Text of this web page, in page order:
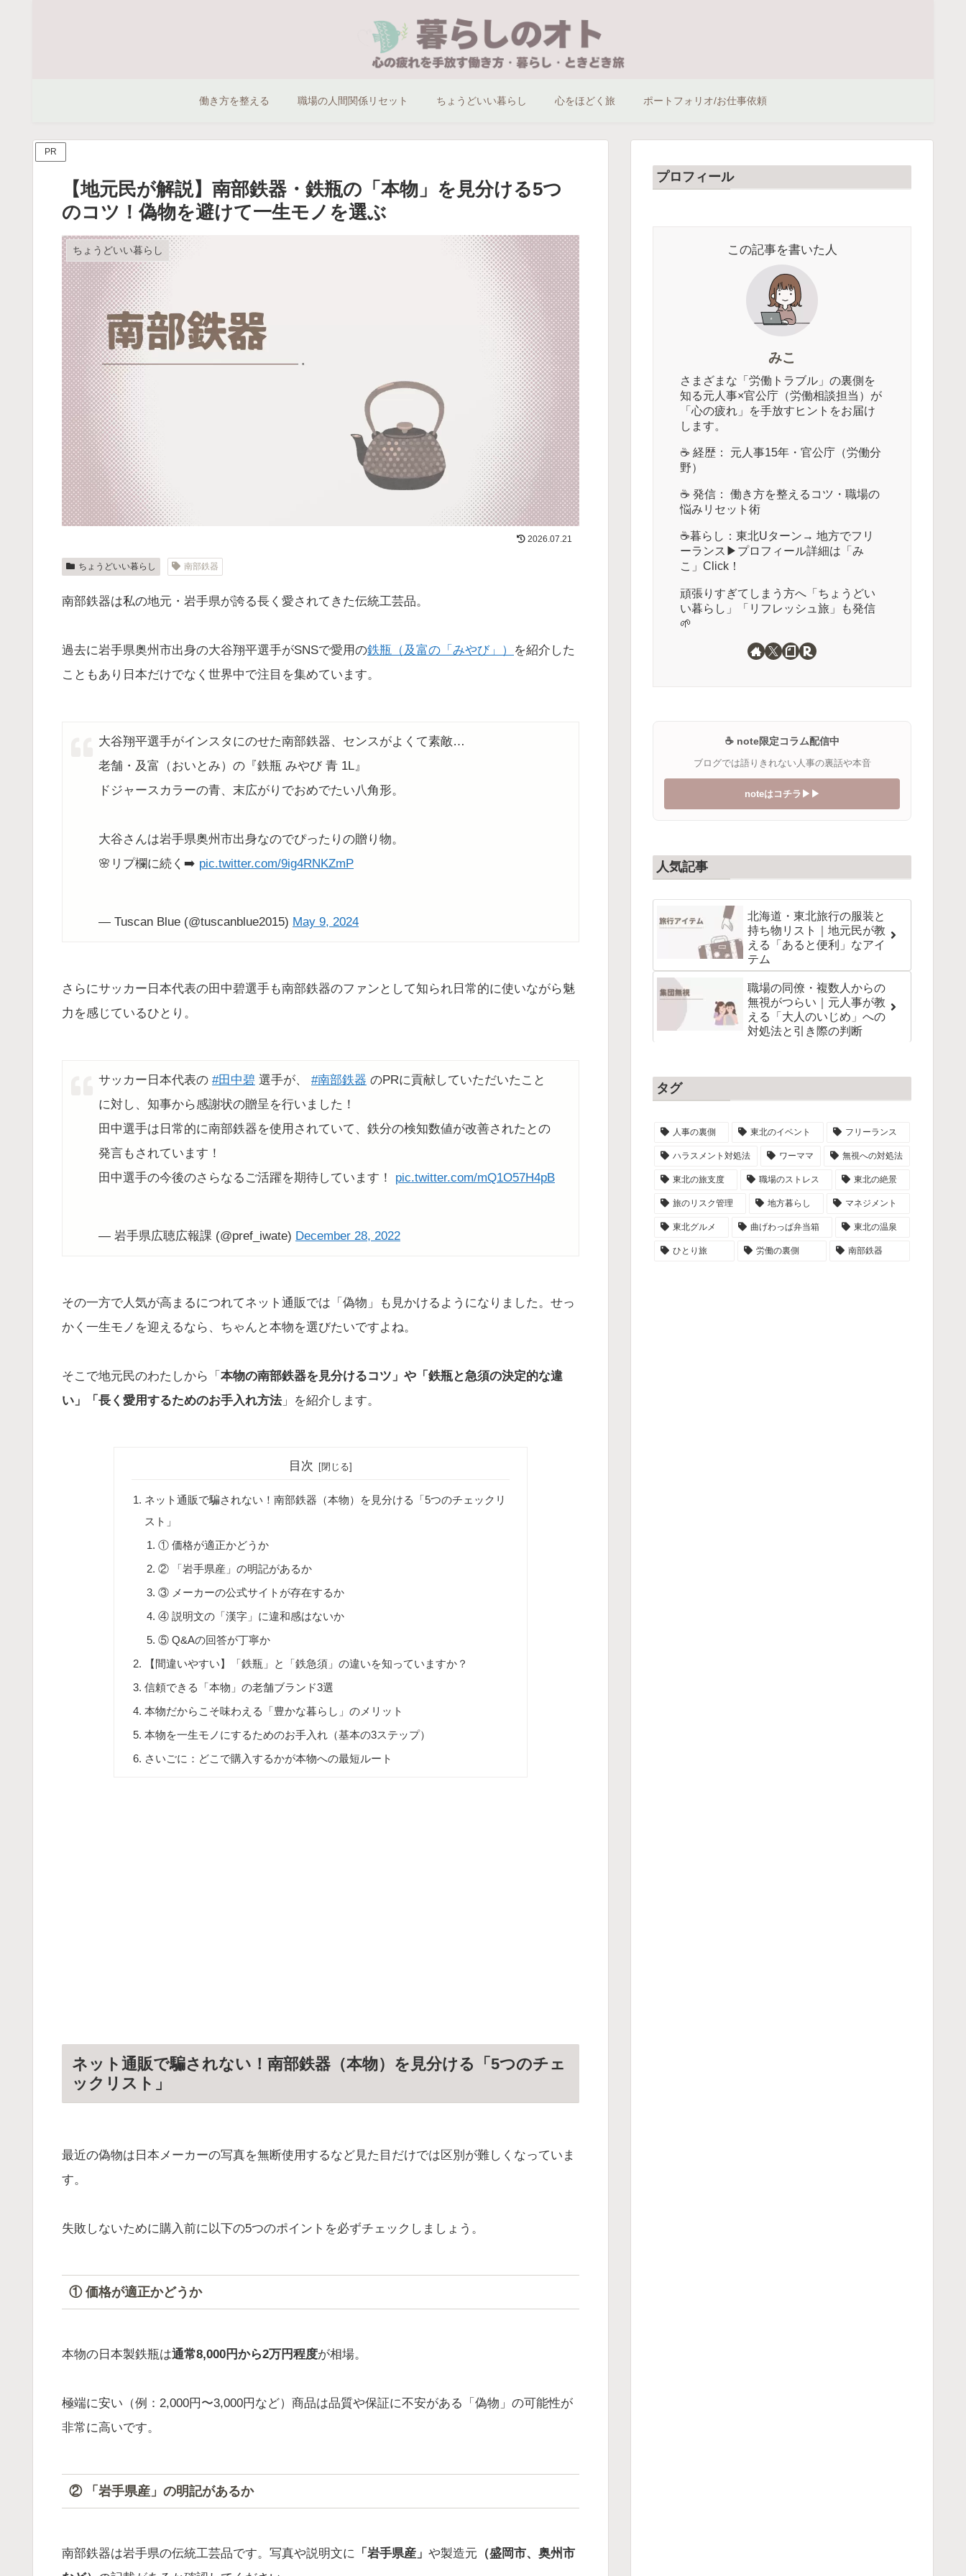
働き方を整える 職場の人間関係リセット ちょうどいい暮らし 心をほどく旅 ポートフォリオ/お仕事依頼
PR
【地元民が解説】南部鉄器・鉄瓶の「本物」を見分ける5つ
のコツ！偽物を避けて一生モノを選ぶ
ちょうどいい暮らし
2026.07.21
ちょうどいい暮らし 南部鉄器
南部鉄器は私の地元・岩手県が誇る長く愛されてきた伝統工芸品。
過去に岩手県奥州市出身の大谷翔平選手がSNSで愛用の鉄瓶（及富の「みやび」）
を紹介した
こともあり日本だけでなく世界中で注目を集めています。
大谷翔平選手がインスタにのせた南部鉄器、センスがよくて素敵…
老舗・及富（おいとみ）の『鉄瓶 みやび 青 1L』
ドジャースカラーの青、末広がりでおめでたい八角形。
大谷さんは岩手県奥州市出身なのでぴったりの贈り物。
🌸リプ欄に続く➡️ pic.twitter.com/9ig4RNKZmP
— Tuscan Blue (@tuscanblue2015) May 9, 2024
さらにサッカー日本代表の田中碧選手も南部鉄器のファンとして知られ日常的に使いながら魅
力を感じているひとり。
サッカー日本代表の #田中碧 選手が、 #南部鉄器 のPRに貢献していただいたこと
に対し、知事から感謝状の贈呈を行いました！
田中選手は日常的に南部鉄器を使用されていて、鉄分の検知数値が改善されたとの
発言もされています！
田中選手の今後のさらなるご活躍を期待しています！ pic.twitter.com/mQ1O57H4pB
— 岩手県広聴広報課 (@pref_iwate) December 28, 2022
その一方で人気が高まるにつれてネット通販では「偽物」も見かけるようになりました。せっ
かく一生モノを迎えるなら、ちゃんと本物を選びたいですよね。
そこで地元民のわたしから「 本物の南部鉄器を見分けるコツ」や「鉄瓶と急須の決定的な違
い」「長く愛用するためのお手入れ方法 」を紹介します。
目次
ネット通販で騙されない！南部鉄器（本物）を見分ける「5つのチェックリ
スト」
① 価格が適正かどうか
② 「岩手県産」の明記があるか
③ メーカーの公式サイトが存在するか
④ 説明文の「漢字」に違和感はないか
⑤ Q&Aの回答が丁寧か
【間違いやすい】「鉄瓶」と「鉄急須」の違いを知っていますか？
信頼できる「本物」の老舗ブランド3選
本物だからこそ味わえる「豊かな暮らし」のメリット
本物を一生モノにするためのお手入れ（基本の3ステップ）
さいごに：どこで購入するかが本物への最短ルート
ネット通販で騙されない！南部鉄器（本物）を見分ける「5つのチェ
ックリスト」
最近の偽物は日本メーカーの写真を無断使用するなど見た目だけでは区別が難しくなっていま
す。
失敗しないために購入前に以下の5つのポイントを必ずチェックしましょう。
① 価格が適正かどうか
本物の日本製鉄瓶は通常8,000円から2万円程度が相場。
極端に安い（例：2,000円〜3,000円など）商品は品質や保証に不安がある「偽物」の可能性が
非常に高いです。
② 「岩手県産」の明記があるか
南部鉄器は岩手県の伝統工芸品です。写真や説明文に 「岩手県産」 や製造元 （盛岡市、奥州市
プロフィール
この記事を書いた人
みこ
さまざまな「労働トラブル」の裏側を
知る元人事×官公庁（労働相談担当）が
「心の疲れ」を手放すヒントをお届け
します。
☕️ 経歴： 元人事15年・官公庁（労働分
野）
☕️ 発信： 働き方を整えるコツ・職場の
悩みリセット術
☕️暮らし：東北Uターン→ 地方でフリ
ーランス▶︎プロフィール詳細は「み
こ」Click！
頑張りすぎてしまう方へ「ちょうどい
い暮らし」「リフレッシュ旅」も発信
🌱
☕️ note限定コラム配信中
ブログでは語りきれない人事の裏話や本音
noteはコチラ▶︎▶︎
人気記事
北海道・東北旅行の服装と
持ち物リスト｜地元民が教
える「あると便利」なアイ
テム
職場の同僚・複数人からの
無視がつらい｜元人事が教
える「大人のいじめ」への
対処法と引き際の判断
タグ
人事の裏側 東北のイベント フリーランス
ハラスメント対処法 ワーママ 無視への対処法
東北の旅支度 職場のストレス 東北の絶景
旅のリスク管理 地方暮らし マネジメント
東北グルメ 曲げわっぱ弁当箱 東北の温泉
ひとり旅 労働の裏側 南部鉄器